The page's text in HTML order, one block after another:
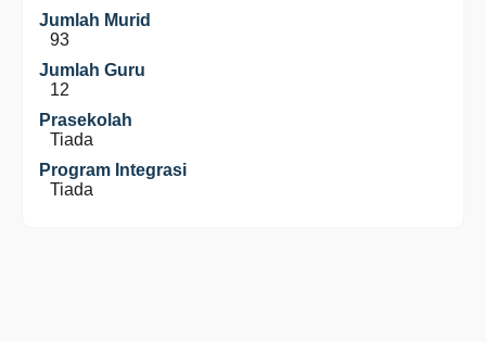
Jumlah Murid
93
Jumlah Guru
12
Prasekolah
Tiada
Program Integrasi
Tiada